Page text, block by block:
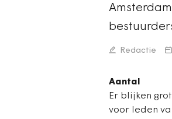
Redactie
Aantal
Er blijken
voor leden